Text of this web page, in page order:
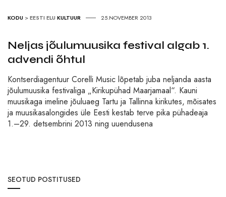
KODU >EESTI ELU KULTUUR 25.NOVEMBER 2013
Neljas jõulumuusika festival algab 1.
advendi õhtul
Kontserdiagentuur Corelli Music lõpetab juba neljanda aasta
jõulumuusika festivaliga „Kirikupühad Maarjamaal“. Kauni
muusikaga imeline jõuluaeg Tartu ja Tallinna kirikutes, mõisates
ja muusikasalongides üle Eesti kestab terve pika pühadeaja
1.–29. detsembrini 2013 ning uuendusena
SEOTUD POSTITUSED